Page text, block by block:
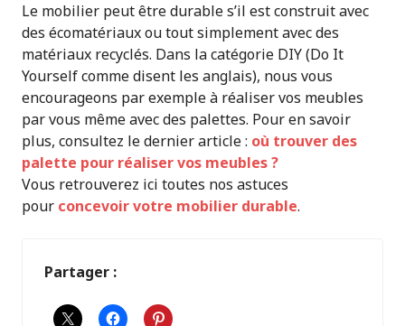
Le mobilier peut être durable s’il est construit avec
des écomatériaux ou tout simplement avec des
matériaux recyclés. Dans la catégorie DIY (Do It
Yourself comme disent les anglais), nous vous
encourageons par exemple à réaliser vos meubles
par vous même avec des palettes. Pour en savoir
plus, consultez le dernier article : où trouver des
palette pour réaliser vos meubles ?
Vous retrouverez ici toutes nos astuces
pour concevoir votre mobilier durable.
Partager :